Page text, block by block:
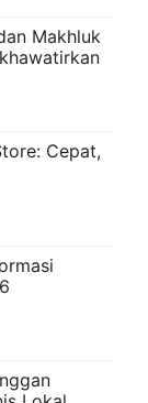
Makhluk
Cepat,